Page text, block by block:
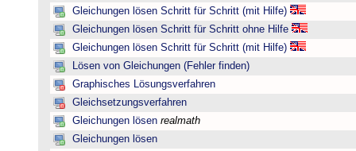
Gleichungen lösen Schritt für Schritt (mit Hilfe)
Gleichungen lösen Schritt für Schritt ohne Hilfe
Gleichungen lösen Schritt für Schritt (mit Hilfe)
Lösen von Gleichungen (Fehler finden)
Graphisches Lösungsverfahren
Gleichsetzungsverfahren
Gleichungen lösen realmath
Gleichungen lösen